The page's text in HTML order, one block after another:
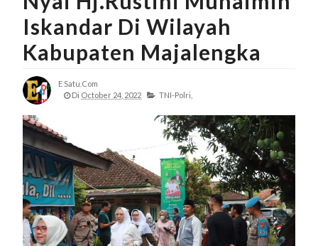
Iskandar Di Wilayah
Kabupaten Majalengka
E Satu.com
Di October 24, 2022 TNI-Polri,